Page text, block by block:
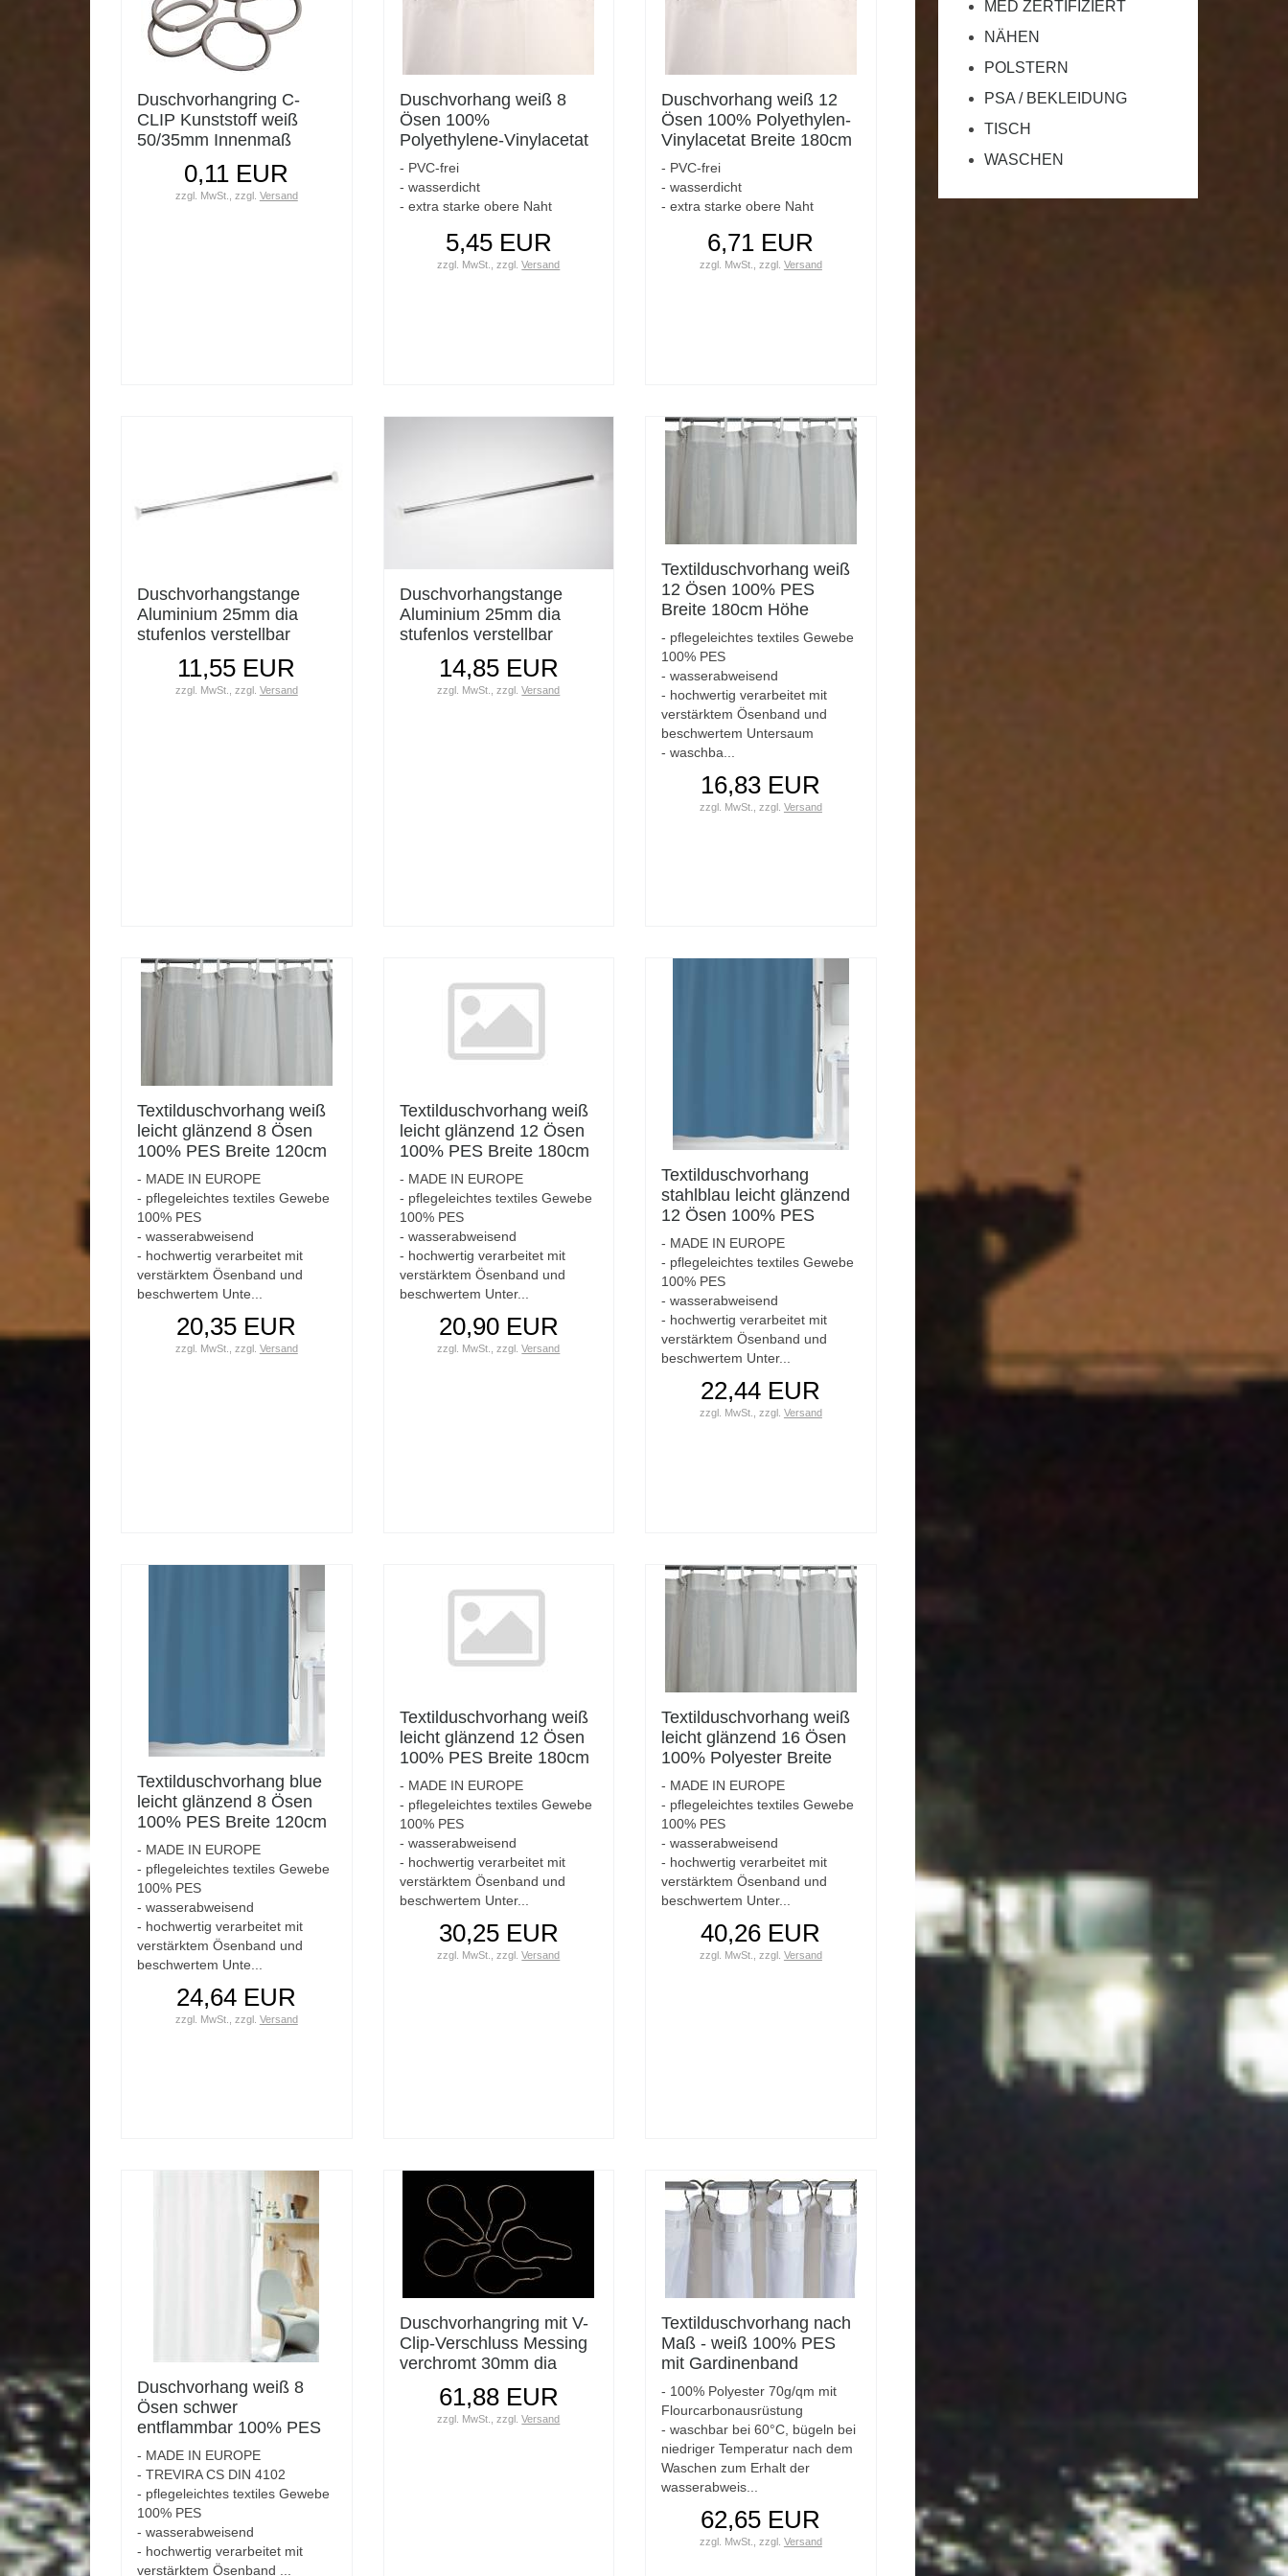
Duschvorhangring C-
CLIP Kunststoff weiß
50/35mm Innenmaß
0,11 EUR
zzgl. MwSt., zzgl. Versand
Duschvorhang weiß 8
Ösen 100%
Polyethylene-Vinylacetat
Breite 120cm Höhe
200cm
- PVC-frei
- wasserdicht
- extra starke obere Naht
5,45 EUR
zzgl. MwSt., zzgl.Versand
Duschvorhang weiß 12
Ösen 100% Polyethylen-
Vinylacetat Breite 180cm
Höhe 200cm
- PVC-frei
- wasserdicht
- extra starke obere Naht
6,71 EUR
zzgl. MwSt., zzgl. Versand
Duschvorhangstange
Aluminium 25mm dia
stufenlos verstellbar
11,55 EUR
zzgl. MwSt., zzgl. Versand
Duschvorhangstange
Aluminium 25mm dia
stufenlos verstellbar
14,85 EUR
zzgl. MwSt., zzgl.Versand
Textilduschvorhang weiß
12 Ösen 100% PES
Breite 180cm Höhe
200cm
- pflegeleichtes textiles Gewebe
100% PES
- wasserabweisend
- hochwertig verarbeitet mit
verstärktem Ösenband und
beschwertem Untersaum
- waschba...
16,83 EUR
zzgl. MwSt., zzgl. Versand
Textilduschvorhang weiß
leicht glänzend 8 Ösen
100% PES Breite 120cm
Höhe 200cm
- MADE IN EUROPE
- pflegeleichtes textiles Gewebe
100% PES
- wasserabweisend
- hochwertig verarbeitet mit
verstärktem Ösenband und
beschwertem Unte...
20,35 EUR
zzgl. MwSt., zzgl. Versand
Textilduschvorhang weiß
leicht glänzend 12 Ösen
100% PES Breite 180cm
Höhe 180cm
- MADE IN EUROPE
- pflegeleichtes textiles Gewebe
100% PES
- wasserabweisend
- hochwertig verarbeitet mit
verstärktem Ösenband und
beschwertem Unter...
20,90 EUR
zzgl. MwSt., zzgl.Versand
Textilduschvorhang
stahlblau leicht glänzend
12 Ösen 100% PES
Breite 180cm Höhe
200cm
- MADE IN EUROPE
- pflegeleichtes textiles Gewebe
100% PES
- wasserabweisend
- hochwertig verarbeitet mit
verstärktem Ösenband und
beschwertem Unter...
22,44 EUR
zzgl. MwSt., zzgl. Versand
Textilduschvorhang blue
leicht glänzend 8 Ösen
100% PES Breite 120cm
Höhe 200cm
- MADE IN EUROPE
- pflegeleichtes textiles Gewebe
100% PES
- wasserabweisend
- hochwertig verarbeitet mit
verstärktem Ösenband und
beschwertem Unte...
24,64 EUR
zzgl. MwSt., zzgl. Versand
Textilduschvorhang weiß
leicht glänzend 12 Ösen
100% PES Breite 180cm
Höhe 200m
- MADE IN EUROPE
- pflegeleichtes textiles Gewebe
100% PES
- wasserabweisend
- hochwertig verarbeitet mit
verstärktem Ösenband und
beschwertem Unter...
30,25 EUR
zzgl. MwSt., zzgl.Versand
Textilduschvorhang weiß
leicht glänzend 16 Ösen
100% Polyester Breite
240cm Höhe 200cm
- MADE IN EUROPE
- pflegeleichtes textiles Gewebe
100% PES
- wasserabweisend
- hochwertig verarbeitet mit
verstärktem Ösenband und
beschwertem Unter...
40,26 EUR
zzgl. MwSt., zzgl. Versand
Duschvorhang weiß 8
Ösen schwer
entflammbar 100% PES
TREVIRA CS DIN 4102
Breite 120cm Höhe
200cm
- MADE IN EUROPE
- TREVIRA CS DIN 4102
- pflegeleichtes textiles Gewebe
100% PES
- wasserabweisend
- hochwertig verarbeitet mit
verstärktem Ösenband ...
Duschvorhangring mit V-
Clip-Verschluss Messing
verchromt 30mm dia
Innenmaß 100St/VE
61,88 EUR
zzgl. MwSt., zzgl.Versand
Textilduschvorhang nach
Maß - weiß 100% PES
mit Gardinenband
konfektioniert Breite
200cm Höhe 200cm
- 100% Polyester 70g/qm mit
Flourcarbonausrüstung
- waschbar bei 60°C, bügeln bei
niedriger Temperatur nach dem
Waschen zum Erhalt der
wasserabweis...
62,65 EUR
zzgl. MwSt., zzgl. Versand
MED ZERTIFIZIERT
NÄHEN
POLSTERN
PSA / BEKLEIDUNG
TISCH
WASCHEN